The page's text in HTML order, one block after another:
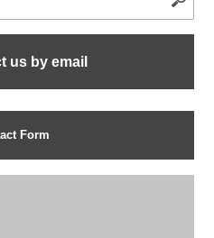
us by email
Form